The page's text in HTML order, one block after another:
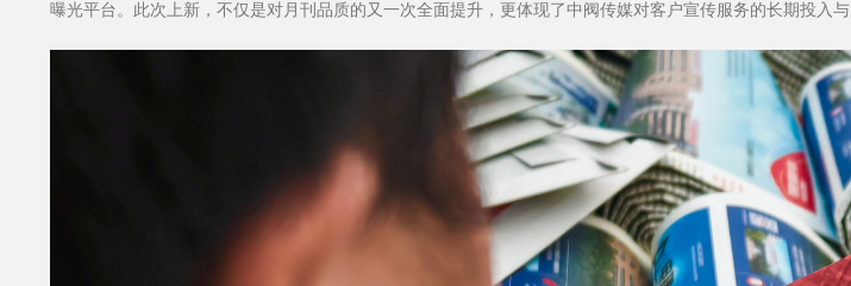
曝光平台。此次上新，不仅是对月刊品质的又一次全面提升，更体现了中阀传媒对客户宣传服务的长期投入与